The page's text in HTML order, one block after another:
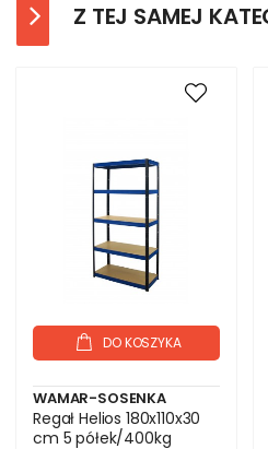
Z TEJ SAMEJ
DO KOSZYKA
WAMAR-SOSENKA
Regał Helios 180x110x30
cm 5 półek/400kg